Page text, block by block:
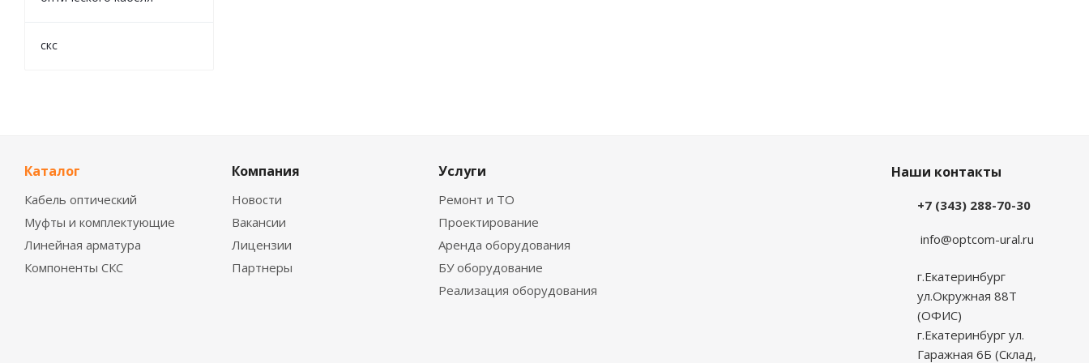
скс
Каталог
Кабель оптический
Муфты и комплектующие
Линейная арматура
Компоненты СКС
Компания
Новости
Вакансии
Лицензии
Партнеры
Услуги
Ремонт и ТО
Проектирование
Аренда оборудования
БУ оборудование
Реализация оборудования
Наши контакты
+7 (343) 288-70-30
info@optcom-ural.ru
г.Екатеринбург
ул.Окружная 88Т
(ОФИС)
г.Екатеринбург ул.
Гаражная 6Б (Склад,